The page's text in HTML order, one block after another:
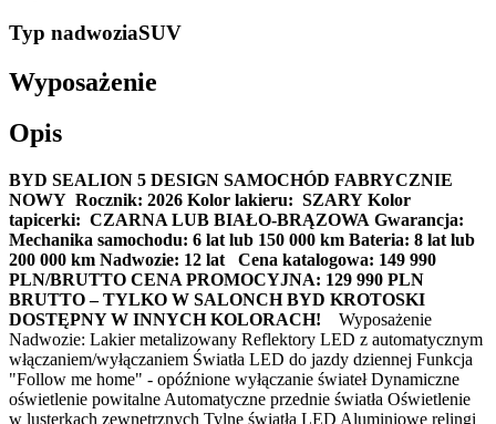
Typ nadwoziaSUV
Wyposażenie
Opis
BYD SEALION 5 DESIGN SAMOCHÓD FABRYCZNIE
NOWY Rocznik: 2026 Kolor lakieru: SZARY Kolor
tapicerki: CZARNA LUB BIAŁO-BRĄZOWA Gwarancja:
Mechanika samochodu: 6 lat lub 150 000 km Bateria: 8 lat lub
200 000 km Nadwozie: 12 lat
Cena katalogowa: 149 990
PLN/BRUTTO CENA PROMOCYJNA: 129 990 PLN
BRUTTO – TYLKO W SALONCH BYD KROTOSKI
DOSTĘPNY W INNYCH KOLORACH!
Wyposażenie
Nadwozie: Lakier metalizowany Reflektory LED z automatycznym
włączaniem/wyłączaniem Światła LED do jazdy dziennej Funkcja
"Follow me home" - opóźnione wyłączanie świateł Dynamiczne
oświetlenie powitalne Automatyczne przednie światła Oświetlenie
w lusterkach zewnętrznych Tylne światła LED Aluminiowe relingi